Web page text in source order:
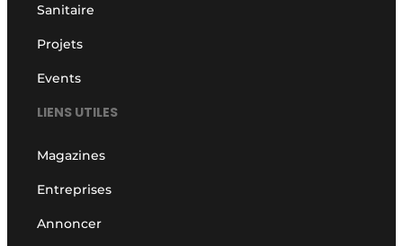
Sanitaire
Projets
Events
LIENS UTILES
Magazines
Entreprises
Annoncer